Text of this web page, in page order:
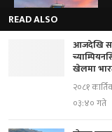
READ ALSO
आजदेखि
खेलमा
२०८१
०३:४० गते